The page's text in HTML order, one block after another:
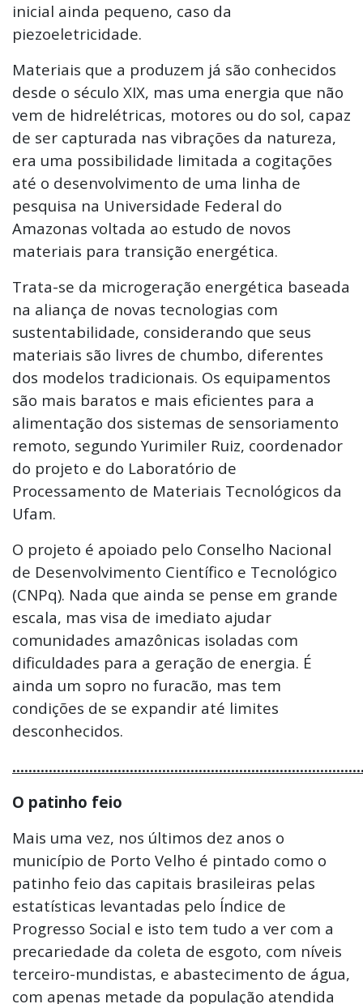
inicial ainda pequeno, caso da
piezoeletricidade.
Materiais que a produzem já são conhecidos
desde o século XIX, mas uma energia que não
vem de hidrelétricas, motores ou do sol, capaz
de ser capturada nas vibrações da natureza,
era uma possibilidade limitada a cogitações
até o desenvolvimento de uma linha de
pesquisa na Universidade Federal do
Amazonas voltada ao estudo de novos
materiais para transição energética.
Trata-se da microgeração energética baseada
na aliança de novas tecnologias com
sustentabilidade, considerando que seus
materiais são livres de chumbo, diferentes
dos modelos tradicionais. Os equipamentos
são mais baratos e mais eficientes para a
alimentação dos sistemas de sensoriamento
remoto, segundo Yurimiler Ruiz, coordenador
do projeto e do Laboratório de
Processamento de Materiais Tecnológicos da
Ufam.
O projeto é apoiado pelo Conselho Nacional
de Desenvolvimento Científico e Tecnológico
(CNPq). Nada que ainda se pense em grande
escala, mas visa de imediato ajudar
comunidades amazônicas isoladas com
dificuldades para a geração de energia. É
ainda um sopro no furacão, mas tem
condições de se expandir até limites
desconhecidos.
O patinho feio
Mais uma vez, nos últimos dez anos o
município de Porto Velho é pintado como o
patinho feio das capitais brasileiras pelas
estatísticas levantadas pelo Índice de
Progresso Social e isto tem tudo a ver com a
precariedade da coleta de esgoto, com níveis
terceiro-mundistas, e abastecimento de água,
com apenas metade da população atendida